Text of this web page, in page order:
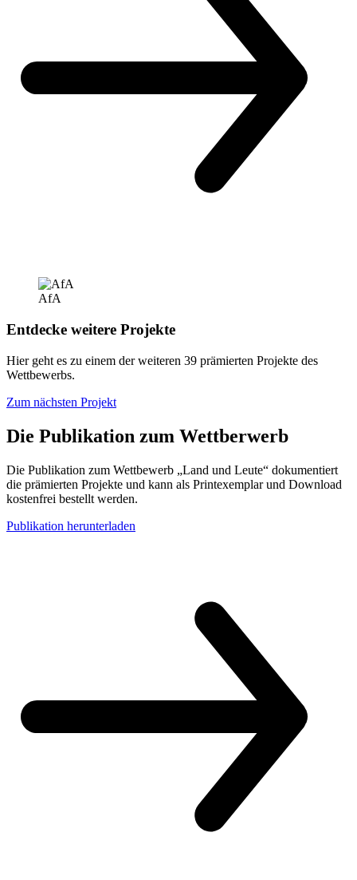
AfA
Entdecke weitere Projekte
Hier geht es zu einem der weiteren 39 prämierten Projekte des
Wettbewerbs.
Zum nächsten Projekt
Die Publikation zum Wettberwerb
Die Publikation zum Wettbewerb „Land und Leute“ dokumentiert
die prämierten Projekte und kann als Printexemplar und Download
kostenfrei bestellt werden.
Publikation herunterladen